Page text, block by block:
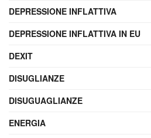
DEPRESSIONE INFLATTIVA
DEPRESSIONE INFLATTIVA IN EU
DEXIT
DISUGLIANZE
DISUGUAGLIANZE
ENERGIA